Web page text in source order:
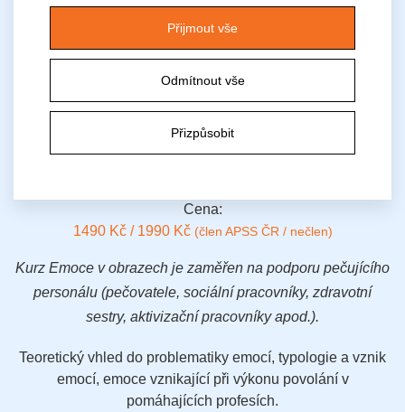
Přijmout vše
Odmítnout vše
Přizpůsobit
Cílová skupina:
soc. pracovník, pracovník v soc. službách, zdrav. pracovník
Místo konání:
Centrum Univerzita Tábor, Vančurova 2904, 390 01 Tábor
Cena:
1490 Kč / 1990 Kč (člen APSS ČR / nečlen)
Kurz Emoce v obrazech je zaměřen na podporu pečujícího
personálu (pečovatele, sociální pracovníky, zdravotní
sestry, aktivizační pracovníky apod.).
Teoretický vhled do problematiky emocí, typologie a vznik
emocí, emoce vznikající při výkonu povolání v
pomáhajících profesích.